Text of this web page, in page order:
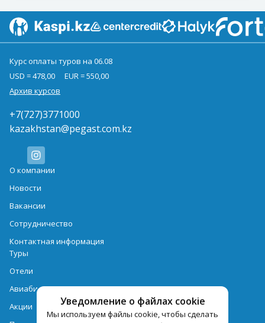
Уведомление о файлах cookie
Мы используем файлы cookie, чтобы сделать
Курс оплаты туров на 06.08
USD = 478,00
EUR = 550,00
Архив курсов
+7(727)3771000
kazakhstan@pegast.com.kz
О компании
Новости
Вакансии
Сотрудничество
Контактная информация
Туры
Отели
Авиабилеты
Акции